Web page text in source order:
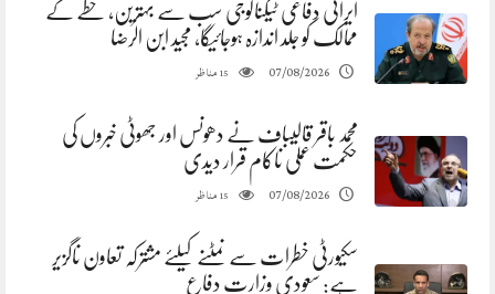
ایرانی دفاعی ٹیکنالوجی سب سے بہترین، خطے کے
ممالک کو جلد اندازہ ہوجائیگا، مجید ابن الرضا
07/08/2026
15مناظر
محمد باقر قالیباف نے دھونس اور جھوٹی خبروں کی
حکمت عملی ناکام قرار دیدی
07/08/2026
15مناظر
سکیورٹی خطرات سے نمٹنے کیلئے مشترکہ تعاون ناگزیر
ہے: سعودی وزارت دفاع